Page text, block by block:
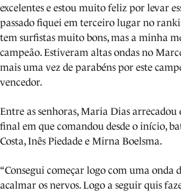
excelentes e estou muito feliz por levar
passado fiquei em terceiro lugar no
tem surfistas muito bons, mas a minha
campeão. Estiveram altas ondas no
mais uma vez de parabéns por este
vencedor.
Entre as senhoras, Maria Dias
final em que comandou desde o início,
Costa, Inês Piedade e Mirna Boelsma.
“Consegui começar logo com uma onda
acalmar os nervos. Logo a seguir quis